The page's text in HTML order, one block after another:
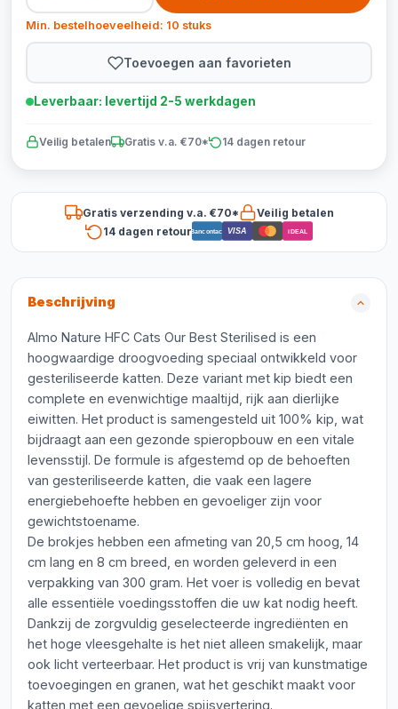
Min. bestelhoeveelheid: 10 stuks
Toevoegen aan favorieten
Leverbaar: levertijd 2-5 werkdagen
Veilig betalen Gratis v.a. €70* 14 dagen retour
Gratis verzending v.a. €70*
Veilig betalen
14 dagen retourBancontact VISA iDEAL
Beschrijving
Almo Nature HFC Cats Our Best Sterilised is een
hoogwaardige droogvoeding speciaal ontwikkeld voor
gesteriliseerde katten. Deze variant met kip biedt een
complete en evenwichtige maaltijd, rijk aan dierlijke
eiwitten. Het product is samengesteld uit 100% kip, wat
bijdraagt aan een gezonde spieropbouw en een vitale
levensstijl. De formule is afgestemd op de behoeften
van gesteriliseerde katten, die vaak een lagere
energiebehoefte hebben en gevoeliger zijn voor
gewichtstoename.
De brokjes hebben een afmeting van 20,5 cm hoog, 14
cm lang en 8 cm breed, en worden geleverd in een
verpakking van 300 gram. Het voer is volledig en bevat
alle essentiële voedingsstoffen die uw kat nodig heeft.
Dankzij de zorgvuldig geselecteerde ingrediënten en
het hoge vleesgehalte is het niet alleen smakelijk, maar
ook licht verteerbaar. Het product is vrij van kunstmatige
toevoegingen en granen, wat het geschikt maakt voor
katten met een gevoelige spijsvertering.